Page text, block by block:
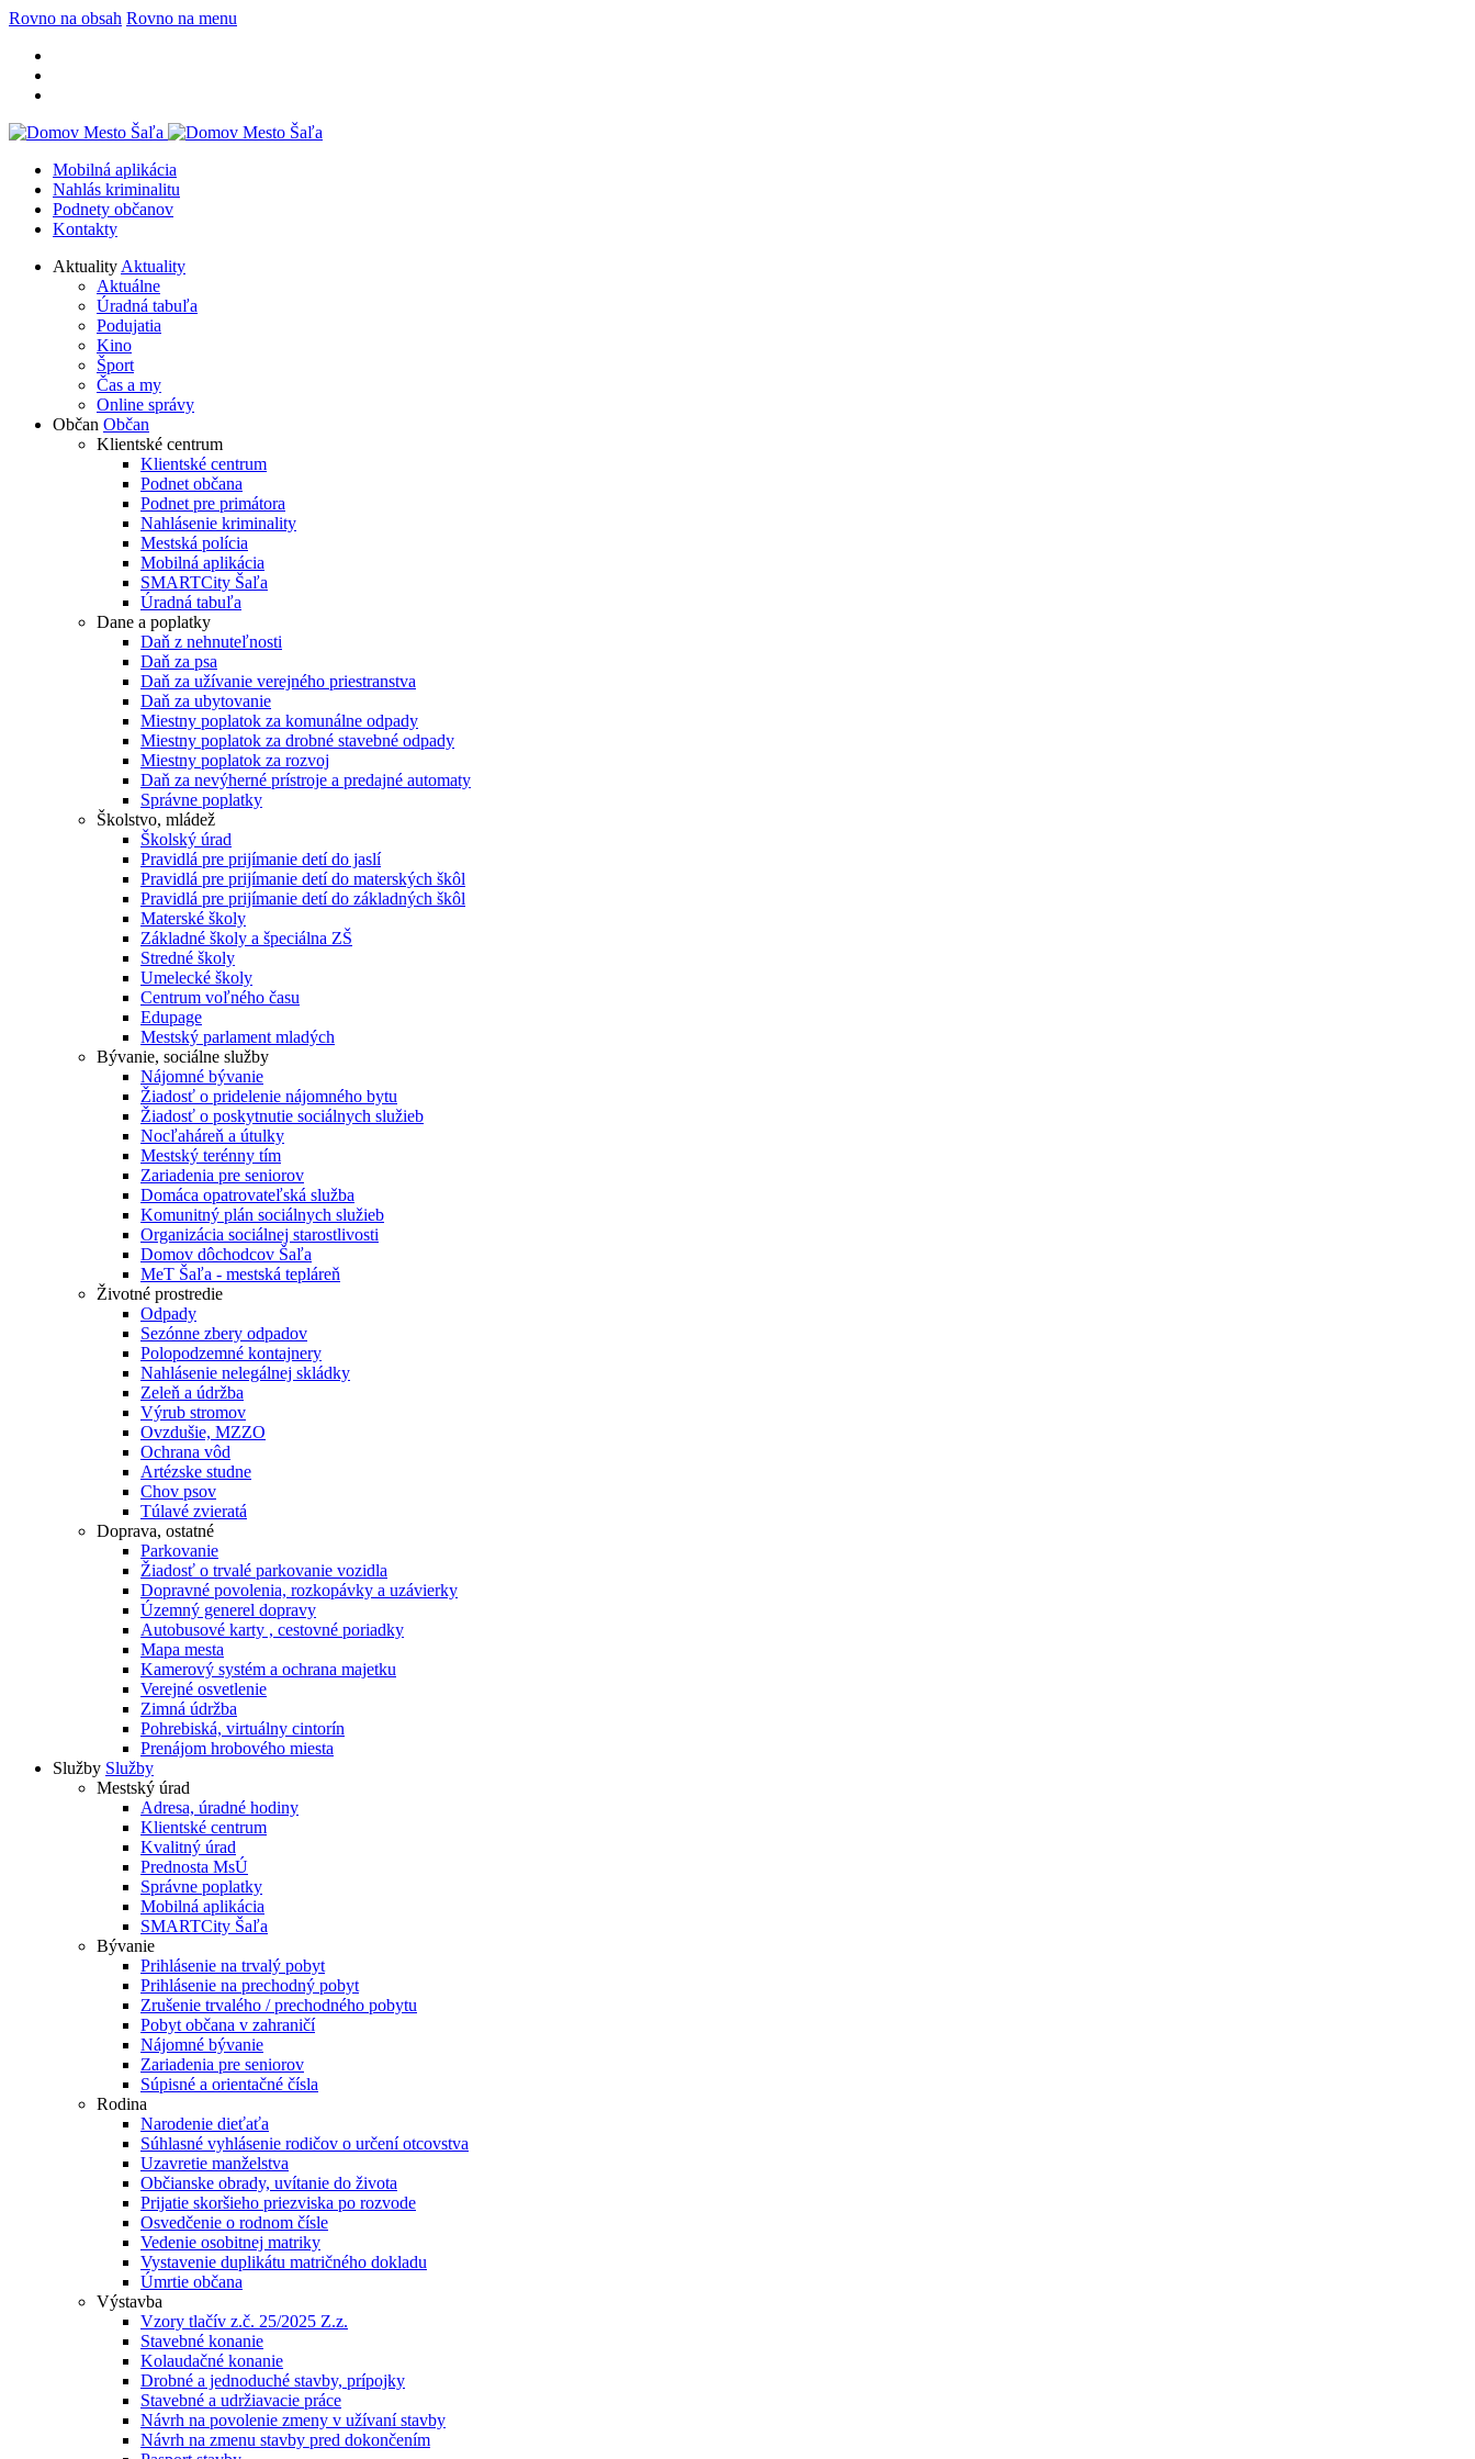
Rovno na obsah Rovno na menu
Mobilná aplikácia
Nahlás kriminalitu
Podnety občanov
Kontakty
Aktuality Aktuality
Aktuálne
Úradná tabuľa
Podujatia
Kino
Šport
Čas a my
Online správy
Občan Občan
Klientské centrum
Klientské centrum
Podnet občana
Podnet pre primátora
Nahlásenie kriminality
Mestská polícia
Mobilná aplikácia
SMARTCity Šaľa
Úradná tabuľa
Dane a poplatky
Daň z nehnuteľnosti
Daň za psa
Daň za užívanie verejného priestranstva
Daň za ubytovanie
Miestny poplatok za komunálne odpady
Miestny poplatok za drobné stavebné odpady
Miestny poplatok za rozvoj
Daň za nevýherné prístroje a predajné automaty
Správne poplatky
Školstvo, mládež
Školský úrad
Pravidlá pre prijímanie detí do jaslí
Pravidlá pre prijímanie detí do materských škôl
Pravidlá pre prijímanie detí do základných škôl
Materské školy
Základné školy a špeciálna ZŠ
Stredné školy
Umelecké školy
Centrum voľného času
Edupage
Mestský parlament mladých
Bývanie, sociálne služby
Nájomné bývanie
Žiadosť o pridelenie nájomného bytu
Žiadosť o poskytnutie sociálnych služieb
Nocľaháreň a útulky
Mestský terénny tím
Zariadenia pre seniorov
Domáca opatrovateľská služba
Komunitný plán sociálnych služieb
Organizácia sociálnej starostlivosti
Domov dôchodcov Šaľa
MeT Šaľa - mestská tepláreň
Životné prostredie
Odpady
Sezónne zbery odpadov
Polopodzemné kontajnery
Nahlásenie nelegálnej skládky
Zeleň a údržba
Výrub stromov
Ovzdušie, MZZO
Ochrana vôd
Artézske studne
Chov psov
Túlavé zvieratá
Doprava, ostatné
Parkovanie
Žiadosť o trvalé parkovanie vozidla
Dopravné povolenia, rozkopávky a uzávierky
Územný generel dopravy
Autobusové karty , cestovné poriadky
Mapa mesta
Kamerový systém a ochrana majetku
Verejné osvetlenie
Zimná údržba
Pohrebiská, virtuálny cintorín
Prenájom hrobového miesta
Služby Služby
Mestský úrad
Adresa, úradné hodiny
Klientské centrum
Kvalitný úrad
Prednosta MsÚ
Správne poplatky
Mobilná aplikácia
SMARTCity Šaľa
Bývanie
Prihlásenie na trvalý pobyt
Prihlásenie na prechodný pobyt
Zrušenie trvalého / prechodného pobytu
Pobyt občana v zahraničí
Nájomné bývanie
Zariadenia pre seniorov
Súpisné a orientačné čísla
Rodina
Narodenie dieťaťa
Súhlasné vyhlásenie rodičov o určení otcovstva
Uzavretie manželstva
Občianske obrady, uvítanie do života
Prijatie skoršieho priezviska po rozvode
Osvedčenie o rodnom čísle
Vedenie osobitnej matriky
Vystavenie duplikátu matričného dokladu
Úmrtie občana
Výstavba
Vzory tlačív z.č. 25/2025 Z.z.
Stavebné konanie
Kolaudačné konanie
Drobné a jednoduché stavby, prípojky
Stavebné a udržiavacie práce
Návrh na povolenie zmeny v užívaní stavby
Návrh na zmenu stavby pred dokončením